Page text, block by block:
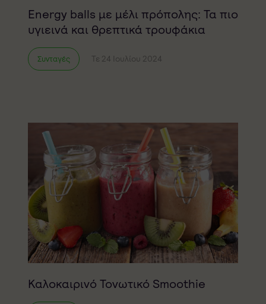
Energy balls με μέλι πρόπολης: Τα πιο
υγιεινά και θρεπτικά τρουφάκια
Συνταγές Τε 24 Ιουλίου 2024
Καλοκαιρινό Τονωτικό Smoothie